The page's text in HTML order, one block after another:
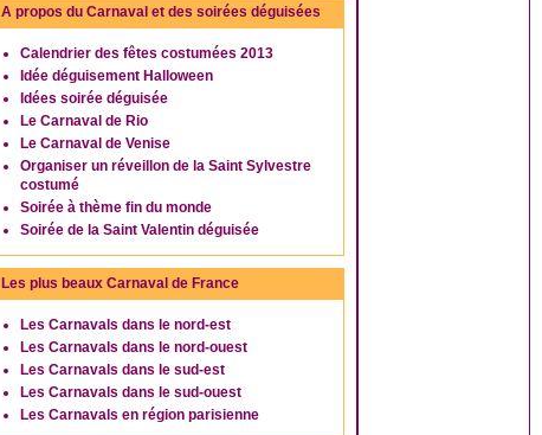
A propos du Carnaval et des soirées déguisées
Calendrier des fêtes costumées 2013
Idée déguisement Halloween
Idées soirée déguisée
Le Carnaval de Rio
Le Carnaval de Venise
Organiser un réveillon de la Saint Sylvestre
costumé
Soirée à thème fin du monde
Soirée de la Saint Valentin déguisée
Les plus beaux Carnaval de France
Les Carnavals dans le nord-est
Les Carnavals dans le nord-ouest
Les Carnavals dans le sud-est
Les Carnavals dans le sud-ouest
Les Carnavals en région parisienne